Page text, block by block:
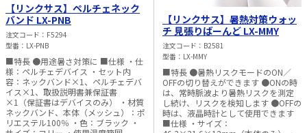
【リンクサス】ペルチェネック
バンド LX-PNB
注文コード
F5294
型番
LX-PNB
■特長 ●用途暑さ対策に ■仕様 ・仕
様：ペルチェデバイス ・セット内
容：ネックバンド×1、ペルチェデバ
イス×1、取扱説明書兼保証書
×1（保証書はデバイスのみ） ・材質
ネックバンド、本体（メッシュ）：ポ
リエステル100％ ・色：ブラック ・
【リンクサス】暑熱対策ウォッ
チ 見張りばーんど LX-MMY
注文コード
B2581
型番
LX-MMY
■特長 ●暑熱リスクモードのON／
OFFの切り替えができます ●ONの時
は、常時脈波より暑熱リスクを測定
し続け、リスクを検知します ●OFFの
時は、液晶時計として使用できます
■仕様 ・サイズ：